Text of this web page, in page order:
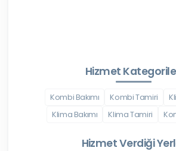
Hizmet
Kombi Bakımı Kombi Tamiri
Klima Bakımı
Klima Tamiri
Hizmet Verdiği